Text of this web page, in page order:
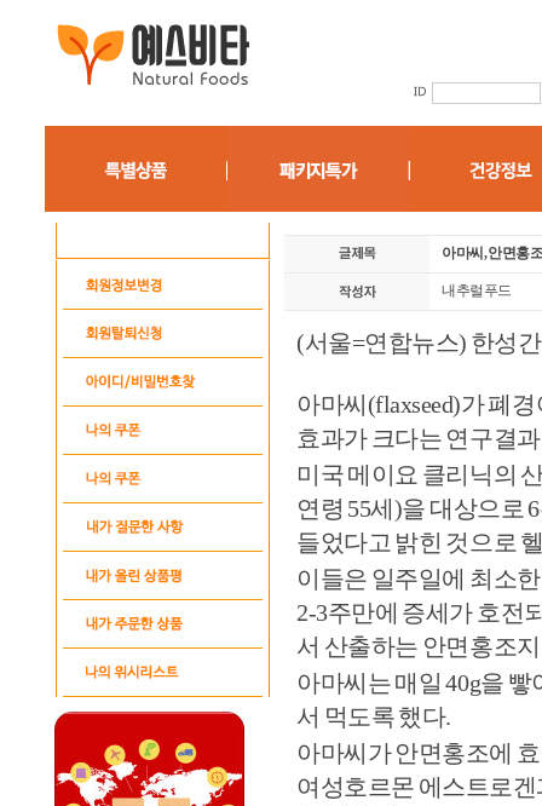
아마씨, 안면홍
내추럴푸드
(서울=연합뉴스) 한성
아마씨(flaxseed)가 폐
효과가 크다는 연구결
미국 메이요 클리닉의
연령 55세)을 대상으로
들었다고 밝힌 것으로
이들은 일주일에 최소
2-3주만에 증세가 호전
서 산출하는 안면홍조
아마씨는 매일 40g을
서 먹도록 했다.
아마씨가 안면홍조에
여성호르몬 에스트로